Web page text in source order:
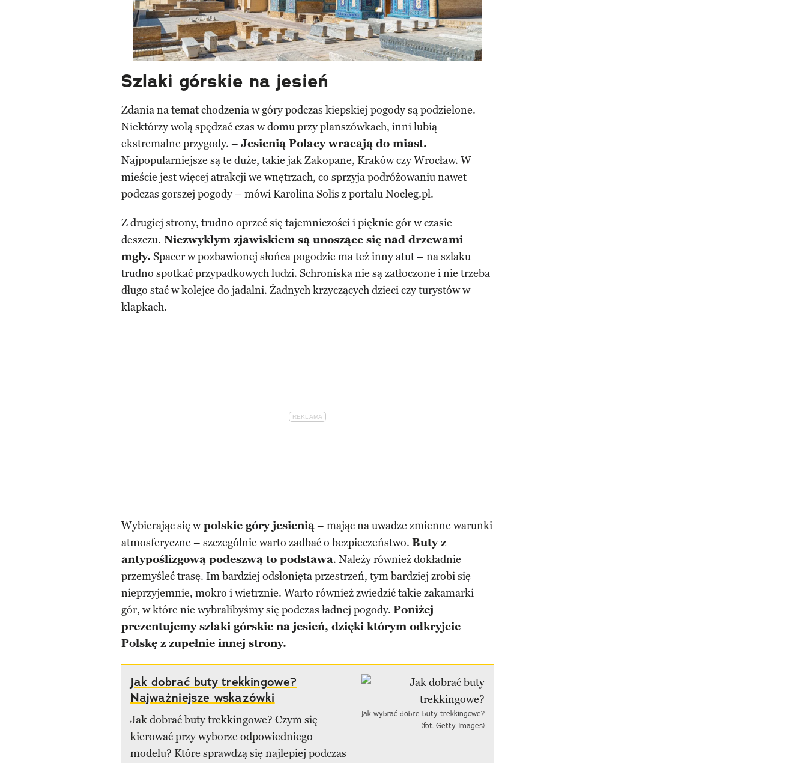
Szlaki górskie na jesień
Zdania na temat chodzenia w góry podczas kiepskiej pogody są podzielone.
Niektórzy wolą spędzać czas w domu przy planszówkach, inni lubią
ekstremalne przygody. – Jesienią Polacy wracają do miast.
Najpopularniejsze są te duże, takie jak Zakopane, Kraków czy Wrocław. W
mieście jest więcej atrakcji we wnętrzach, co sprzyja podróżowaniu nawet
podczas gorszej pogody – mówi Karolina Solis z portalu Nocleg.pl.
Z drugiej strony, trudno oprzeć się tajemniczości i pięknie gór w czasie
deszczu. Niezwykłym zjawiskiem są unoszące się nad drzewami
mgły. Spacer w pozbawionej słońca pogodzie ma też inny atut – na szlaku
trudno spotkać przypadkowych ludzi. Schroniska nie są zatłoczone i nie trzeba
długo stać w kolejce do jadalni. Żadnych krzyczących dzieci czy turystów w
klapkach.
Wybierając się wpolskie góry jesienią– mając na uwadze zmienne warunki
atmosferyczne – szczególnie warto zadbać o bezpieczeństwo. Buty z
antypoślizgową podeszwą to podstawa. Należy również dokładnie
przemyśleć trasę. Im bardziej odsłonięta przestrzeń, tym bardziej zrobi się
nieprzyjemnie, mokro i wietrznie. Warto również zwiedzić takie zakamarki
gór, w które nie wybralibyśmy się podczas ładnej pogody. Poniżej
prezentujemy szlaki górskie na jesień, dzięki którym odkryjcie
Polskę z zupełnie innej strony.
Jak dobrać buty trekkingowe?
Najważniejsze wskazówki
Jak dobrać buty trekkingowe? Czym się
kierować przy wyborze odpowiedniego
modelu? Które sprawdzą się najlepiej podczas
Jak wybrać dobre buty trekkingowe?
(fot. Getty Images)